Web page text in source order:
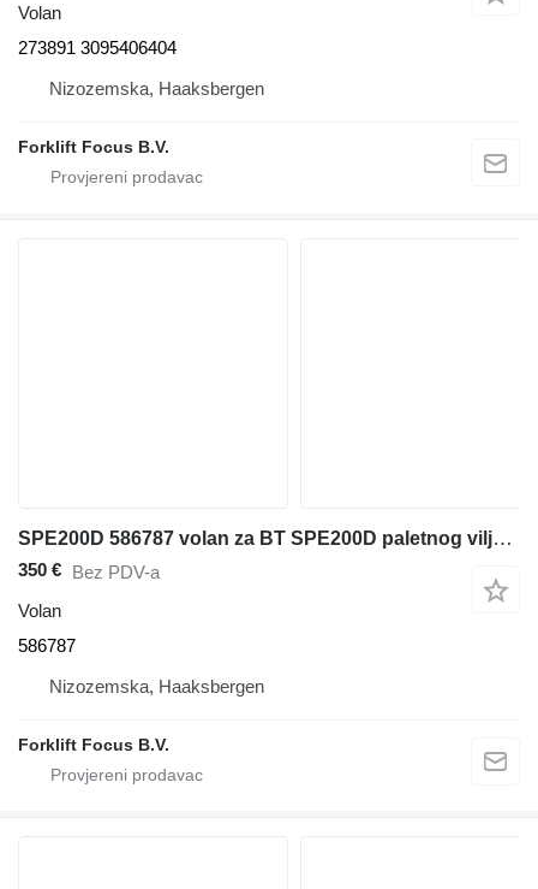
Volan
273891 3095406404
Nizozemska, Haaksbergen
Forklift Focus B.V.
SPE200D 586787 volan za BT SPE200D paletnog viljuškara
350 € Bez PDV-a
Volan
586787
Nizozemska, Haaksbergen
Forklift Focus B.V.